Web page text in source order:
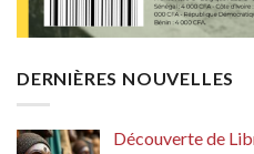
DERNIÈRES NOUVELLES
Découverte de